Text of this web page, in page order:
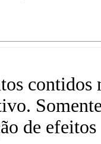
contidos
de